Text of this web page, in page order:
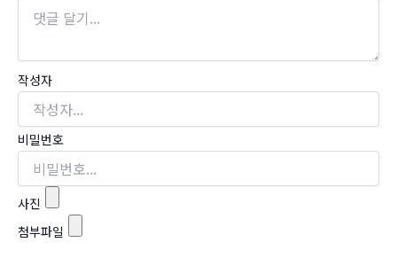
작성자
비밀번호
사진
첨부파일